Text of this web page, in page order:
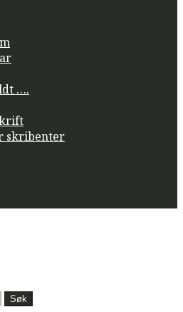
….
skribenter